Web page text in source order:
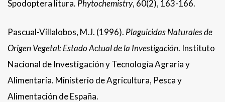
Spodoptera litura. Phytochemistry, 60(2), 163-166.
Pascual-Villalobos, M.J. (1996). Plaguicidas Naturales de
Origen Vegetal: Estado Actual de la Investigación. Instituto
Nacional de Investigación y Tecnología Agraria y
Alimentaria. Ministerio de Agricultura, Pesca y
Alimentación de España.